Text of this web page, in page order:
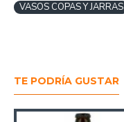
VASOS COPAS Y JARRAS
TE PODRÍA GUSTAR